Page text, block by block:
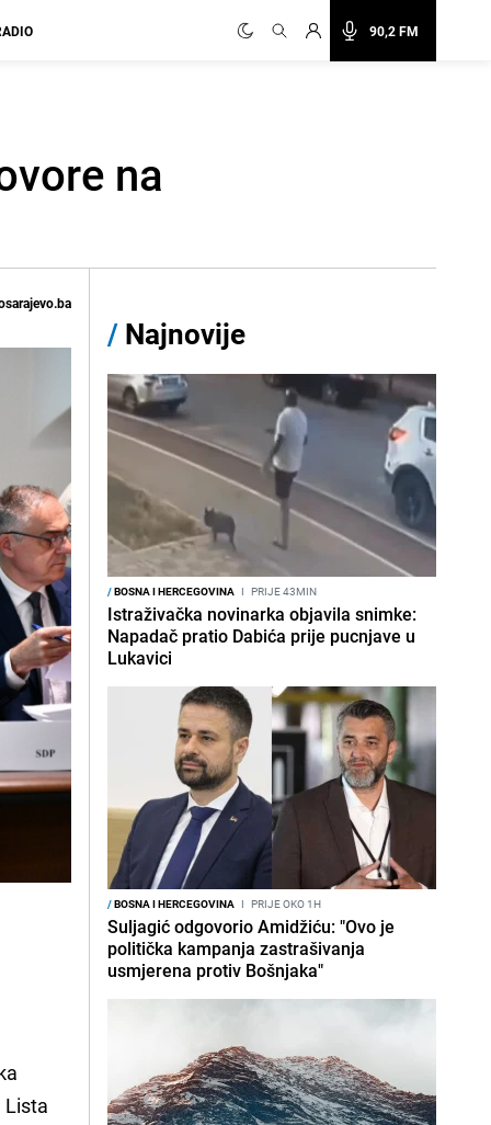
90,2 FM
na
Lista
/ Najnovije
/BOSNA I HERCEGOVINA I PRIJE 43MIN
Istraživačka novinarka objavila snimke:
Napadač pratio Dabića prije pucnjave u
Lukavici
/BOSNA I HERCEGOVINA I PRIJE OKO 1H
Suljagić odgovorio Amidžiću: "Ovo je
politička kampanja zastrašivanja
usmjerena protiv Bošnjaka"